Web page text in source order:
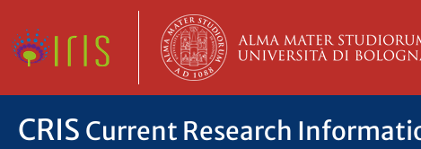
CRIS Current Research